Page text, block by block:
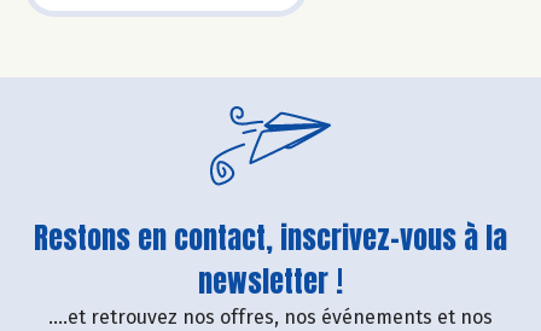
Restons en contact, inscrivez-vous à la
newsletter !
....et retrouvez nos offres, nos événements et nos